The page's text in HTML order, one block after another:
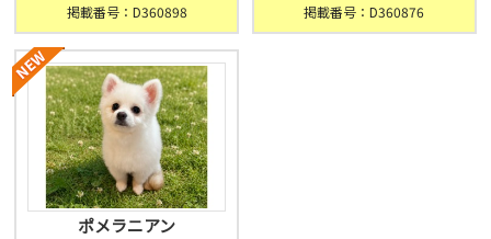
掲載番号：D360898 掲載番号：D360876
ポメラニアン